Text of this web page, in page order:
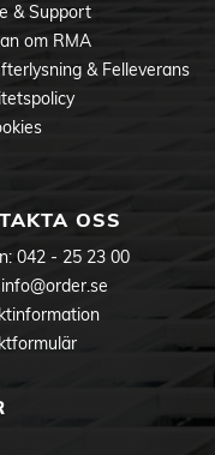
& Support
om RMA
& Felleverans
OSS
042 - 25 23 00
info@order.se